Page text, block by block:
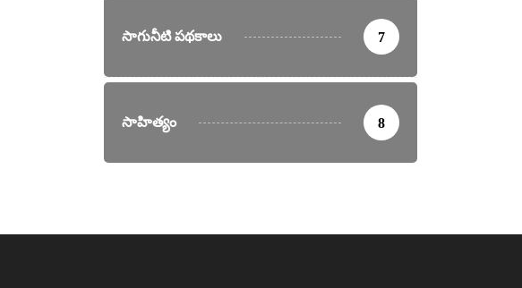
సాగునీటి పథకాలు 7
సాహిత్యం 8